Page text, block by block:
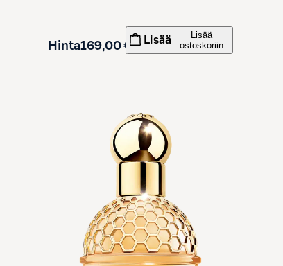
Hinta169,00 € Lisää
Lisää
ostoskoriin